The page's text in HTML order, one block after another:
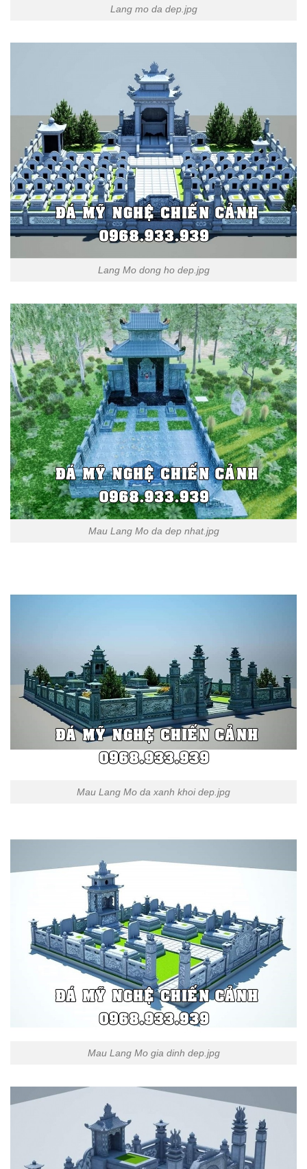
Lang mo da dep.jpg
Lang Mo dong ho dep.jpg
Mau Lang Mo da dep nhat.jpg
Mau Lang Mo da xanh khoi dep.jpg
Mau Lang Mo gia dinh dep.jpg